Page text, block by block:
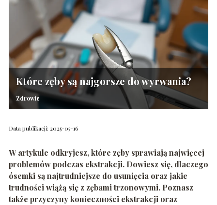
Które zęby są najgorsze do wyrwania?
Zdrowie
Data publikacji: 2025-05-16
W artykule odkryjesz, które zęby sprawiają najwięcej
problemów podczas ekstrakcji. Dowiesz się, dlaczego
ósemki są najtrudniejsze do usunięcia oraz jakie
trudności wiążą się z zębami trzonowymi. Poznasz
także przyczyny konieczności ekstrakcji oraz